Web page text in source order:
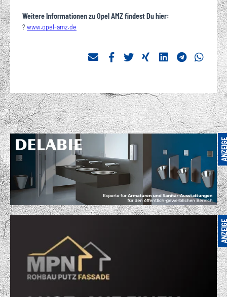
Weitere Informationen zu Opel AMZ findest Du hier:
? www.opel-amz.de